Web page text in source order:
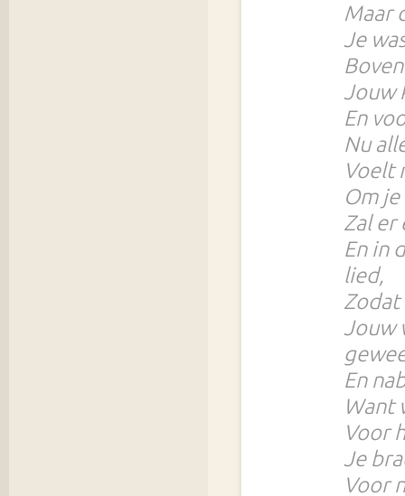
Maar
Je
En
Nu
Voelt
Om
Zal er
En in
lied,
Zodat
Jouw
En
Want
Voor
Je
Voor